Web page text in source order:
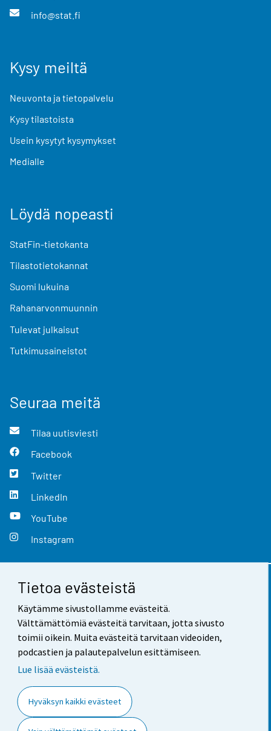
Tietoa evästeistä
Käytämme sivustollamme evästeitä.
Välttämättömiä evästeitä tarvitaan, jotta sivusto
toimii oikein. Muita evästeitä tarvitaan videoiden,
podcastien ja palautepalvelun esittämiseen.
Lue lisää evästeistä.
Hyväksyn kaikki evästeet
info@stat.fi
Kysy meiltä
Neuvonta ja tietopalvelu
Kysy tilastoista
Usein kysytyt kysymykset
Medialle
Löydä nopeasti
StatFin-tietokanta
Tilastotietokannat
Suomi lukuina
Rahanarvonmuunnin
Tulevat julkaisut
Tutkimusaineistot
Seuraa meitä
Tilaa uutisviesti
Facebook
Twitter
LinkedIn
YouTube
Instagram
Yhteystiedot
Palaute
Käyttöehdot
Saavutettavuus
Tietoa sivustosta